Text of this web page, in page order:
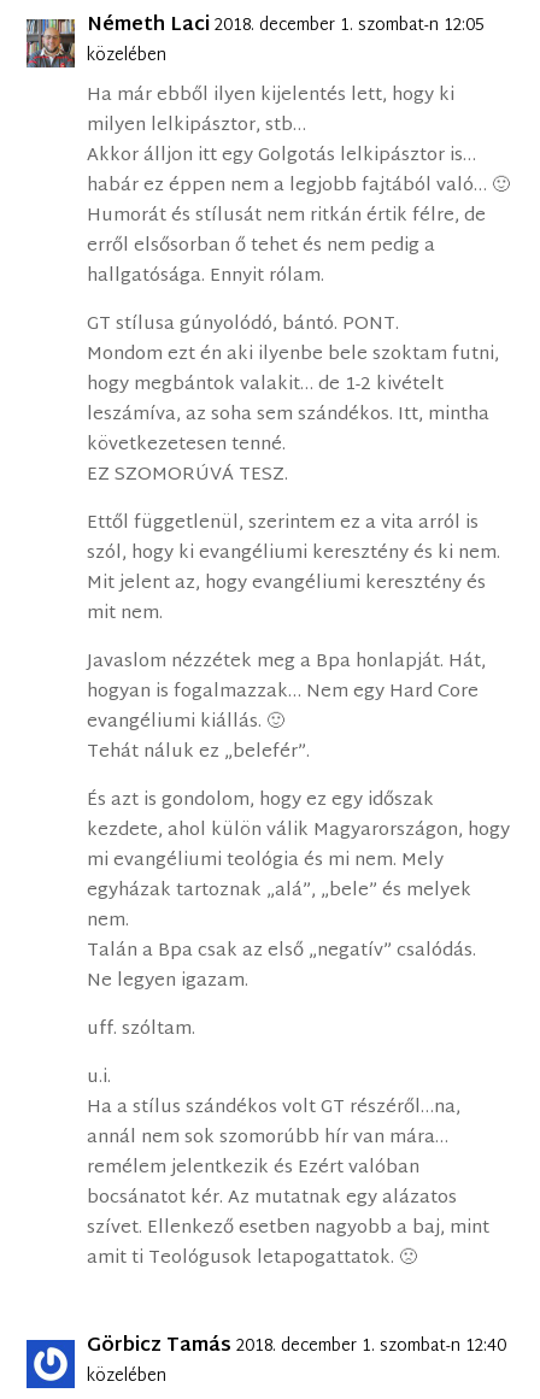
Németh Laci2018. december 1. szombat-n 12:05
közelében
Ha már ebből ilyen kijelentés lett, hogy ki
milyen lelkipásztor, stb…
Akkor álljon itt egy Golgotás lelkipásztor is…
habár ez éppen nem a legjobb fajtából való… 🙂
Humorát és stílusát nem ritkán értik félre, de
erről elsősorban ő tehet és nem pedig a
hallgatósága. Ennyit rólam.
GT stílusa gúnyolódó, bántó. PONT.
Mondom ezt én aki ilyenbe bele szoktam futni,
hogy megbántok valakit… de 1-2 kivételt
leszámíva, az soha sem szándékos. Itt, mintha
következetesen tenné.
EZ SZOMORÚVÁ TESZ.
Ettől függetlenül, szerintem ez a vita arról is
szól, hogy ki evangéliumi keresztény és ki nem.
Mit jelent az, hogy evangéliumi keresztény és
mit nem.
Javaslom nézzétek meg a Bpa honlapját. Hát,
hogyan is fogalmazzak… Nem egy Hard Core
evangéliumi kiállás. 🙂
Tehát náluk ez „belefér”.
És azt is gondolom, hogy ez egy időszak
kezdete, ahol külön válik Magyarországon, hogy
mi evangéliumi teológia és mi nem. Mely
egyházak tartoznak „alá”, „bele” és melyek
nem.
Talán a Bpa csak az első „negatív” csalódás.
Ne legyen igazam.
uff. szóltam.
u.i.
Ha a stílus szándékos volt GT részéről…na,
annál nem sok szomorúbb hír van mára…
remélem jelentkezik és Ezért valóban
bocsánatot kér. Az mutatnak egy alázatos
szívet. Ellenkező esetben nagyobb a baj, mint
amit ti Teológusok letapogattatok. 🙁
Görbicz Tamás 2018. december 1. szombat-n 12:40
közelében